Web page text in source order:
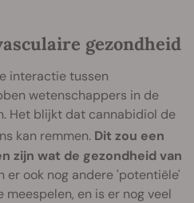
gezondheid
interactie tussen
wetenschappers in de
Het blijkt dat cannabidiol de
kan remmen. Dit zou een
zijn wat de gezondheid van
er ook nog andere 'potentiële'
en is er nog veel